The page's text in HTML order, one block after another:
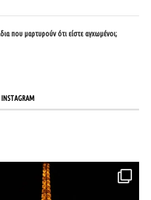
που μαρτυρούν ότι είστε αγχωμένοι;
INSTAGRAM